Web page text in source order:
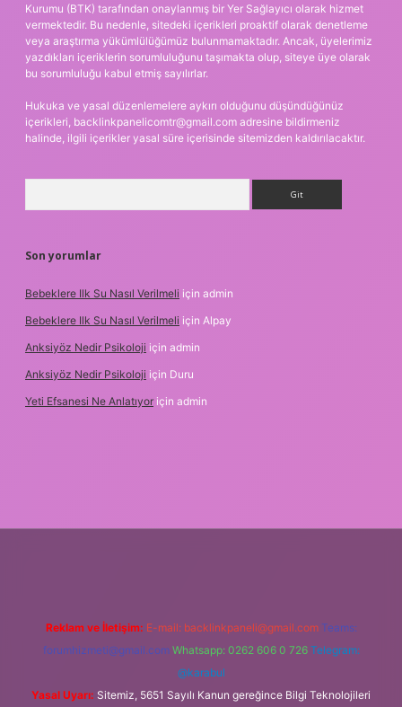
Kurumu (BTK) tarafından onaylanmış bir Yer Sağlayıcı olarak hizmet
vermektedir. Bu nedenle, sitedeki içerikleri proaktif olarak denetleme
veya araştırma yükümlülüğümüz bulunmamaktadır. Ancak, üyelerimiz
yazdıkları içeriklerin sorumluluğunu taşımakta olup, siteye üye olarak
bu sorumluluğu kabul etmiş sayılırlar.
Hukuka ve yasal düzenlemelere aykırı olduğunu düşündüğünüz
içerikleri, backlinkpanelicomtr@gmail.com adresine bildirmeniz
halinde, ilgili içerikler yasal süre içerisinde sitemizden kaldırılacaktır.
Son yorumlar
Bebeklere Ilk Su Nasıl Verilmeli için admin
Bebeklere Ilk Su Nasıl Verilmeli için Alpay
Anksiyöz Nedir Psikoloji için admin
Anksiyöz Nedir Psikoloji için Duru
Yeti Efsanesi Ne Anlatıyor için admin
Reklam ve İletişim: E-mail: backlinkpaneli@gmail.com Teams:
forumhizmeti@gmail.com Whatsapp: 0262 606 0 726 Telegram:
@karabul
Yasal Uyarı: Sitemiz, 5651 Sayılı Kanun gereğince Bilgi Teknolojileri